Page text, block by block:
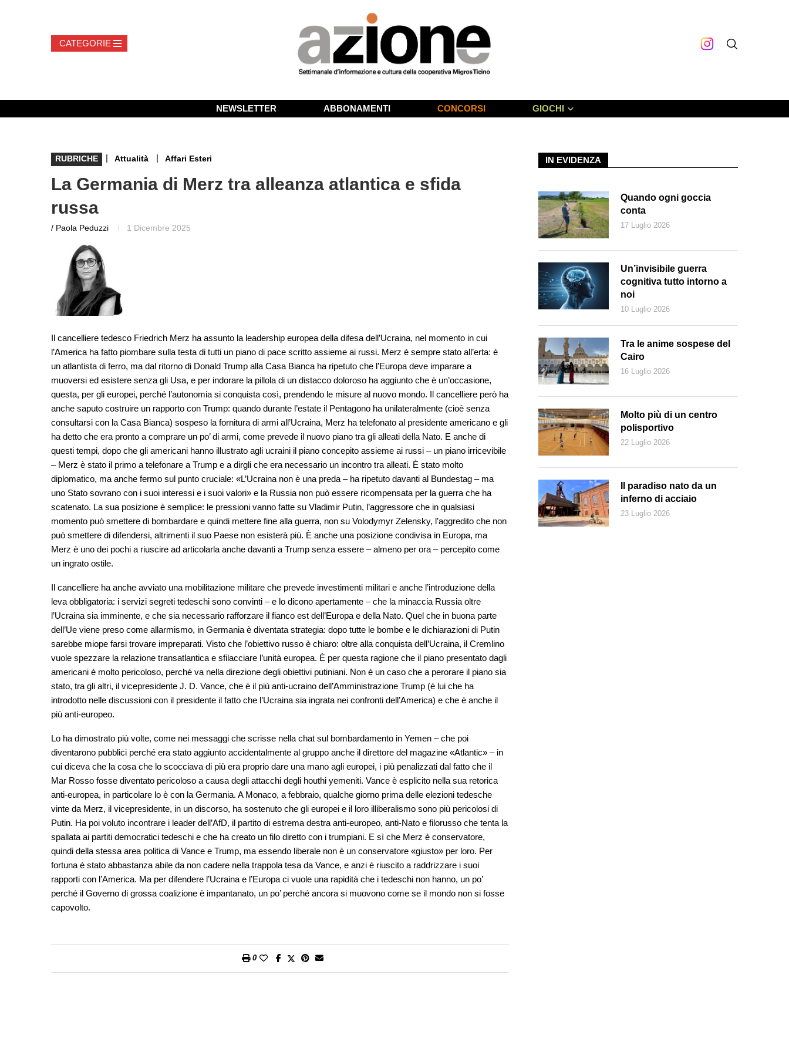
NEWSLETTER ABBONAMENTI CONCORSI GIOCHI
RUBRICHE | Attualità | Affari Esteri
La Germania di Merz tra alleanza atlantica e sfida
russa
/ Paola Peduzzi 1 Dicembre 2025
Il cancelliere tedesco Friedrich Merz ha assunto la leadership europea della difesa dell’Ucraina, nel momento in cui
l’America ha fatto piombare sulla testa di tutti un piano di pace scritto assieme ai russi. Merz è sempre stato all’erta: è
un atlantista di ferro, ma dal ritorno di Donald Trump alla Casa Bianca ha ripetuto che l’Europa deve imparare a
muoversi ed esistere senza gli Usa, e per indorare la pillola di un distacco doloroso ha aggiunto che è un’occasione,
questa, per gli europei, perché l’autonomia si conquista così, prendendo le misure al nuovo mondo. Il cancelliere però ha
anche saputo costruire un rapporto con Trump: quando durante l’estate il Pentagono ha unilateralmente (cioè senza
consultarsi con la Casa Bianca) sospeso la fornitura di armi all’Ucraina, Merz ha telefonato al presidente americano e gli
ha detto che era pronto a comprare un po’ di armi, come prevede il nuovo piano tra gli alleati della Nato. E anche di
questi tempi, dopo che gli americani hanno illustrato agli ucraini il piano concepito assieme ai russi – un piano irricevibile
– Merz è stato il primo a telefonare a Trump e a dirgli che era necessario un incontro tra alleati. È stato molto
diplomatico, ma anche fermo sul punto cruciale: «L’Ucraina non è una preda – ha ripetuto davanti al Bundestag – ma
uno Stato sovrano con i suoi interessi e i suoi valori» e la Russia non può essere ricompensata per la guerra che ha
scatenato. La sua posizione è semplice: le pressioni vanno fatte su Vladimir Putin, l’aggressore che in qualsiasi
momento può smettere di bombardare e quindi mettere fine alla guerra, non su Volodymyr Zelensky, l’aggredito che non
può smettere di difendersi, altrimenti il suo Paese non esisterà più. È anche una posizione condivisa in Europa, ma
Merz è uno dei pochi a riuscire ad articolarla anche davanti a Trump senza essere – almeno per ora – percepito come
un ingrato ostile.
Il cancelliere ha anche avviato una mobilitazione militare che prevede investimenti militari e anche l’introduzione della
leva obbligatoria: i servizi segreti tedeschi sono convinti – e lo dicono apertamente – che la minaccia Russia oltre
l’Ucraina sia imminente, e che sia necessario rafforzare il fianco est dell’Europa e della Nato. Quel che in buona parte
dell’Ue viene preso come allarmismo, in Germania è diventata strategia: dopo tutte le bombe e le dichiarazioni di Putin
sarebbe miope farsi trovare impreparati. Visto che l’obiettivo russo è chiaro: oltre alla conquista dell’Ucraina, il Cremlino
vuole spezzare la relazione transatlantica e sfilacciare l’unità europea. È per questa ragione che il piano presentato dagli
americani è molto pericoloso, perché va nella direzione degli obiettivi putiniani. Non è un caso che a perorare il piano sia
stato, tra gli altri, il vicepresidente J. D. Vance, che è il più anti-ucraino dell’Amministrazione Trump (è lui che ha
introdotto nelle discussioni con il presidente il fatto che l’Ucraina sia ingrata nei confronti dell’America) e che è anche il
più anti-europeo.
Lo ha dimostrato più volte, come nei messaggi che scrisse nella chat sul bombardamento in Yemen – che poi
diventarono pubblici perché era stato aggiunto accidentalmente al gruppo anche il direttore del magazine «Atlantic» – in
cui diceva che la cosa che lo scocciava di più era proprio dare una mano agli europei, i più penalizzati dal fatto che il
Mar Rosso fosse diventato pericoloso a causa degli attacchi degli houthi yemeniti. Vance è esplicito nella sua retorica
anti-europea, in particolare lo è con la Germania. A Monaco, a febbraio, qualche giorno prima delle elezioni tedesche
vinte da Merz, il vicepresidente, in un discorso, ha sostenuto che gli europei e il loro illiberalismo sono più pericolosi di
Putin. Ha poi voluto incontrare i leader dell’AfD, il partito di estrema destra anti-europeo, anti-Nato e filorusso che tenta la
spallata ai partiti democratici tedeschi e che ha creato un filo diretto con i trumpiani. E sì che Merz è conservatore,
quindi della stessa area politica di Vance e Trump, ma essendo liberale non è un conservatore «giusto» per loro. Per
fortuna è stato abbastanza abile da non cadere nella trappola tesa da Vance, e anzi è riuscito a raddrizzare i suoi
rapporti con l’America. Ma per difendere l’Ucraina e l’Europa ci vuole una rapidità che i tedeschi non hanno, un po’
perché il Governo di grossa coalizione è impantanato, un po’ perché ancora si muovono come se il mondo non si fosse
capovolto.
0
IN EVIDENZA
Quando ogni goccia
conta
17 Luglio 2026
Un’invisibile guerra
cognitiva tutto intorno a
noi
10 Luglio 2026
Tra le anime sospese del
Cairo
16 Luglio 2026
Molto più di un centro
polisportivo
22 Luglio 2026
Il paradiso nato da un
inferno di acciaio
23 Luglio 2026